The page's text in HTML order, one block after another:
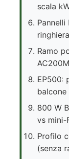
scala
Pannelli
Ramo
EP500:
balcone
800 W
vs mini-
Profilo
(senza